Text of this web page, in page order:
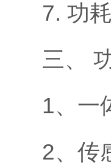
7. 功
三、
1、一
2、传